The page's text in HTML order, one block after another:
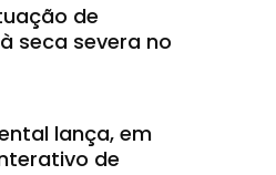
de
seca severa no
lança, em
de